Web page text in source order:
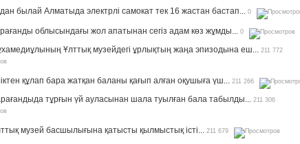
былай Алматыда электрлі самокат тек 16 жастан бастап... 0
облысындағы жол апатынан сегіз адам көз жұмды... 0
Ұлттық музейдегі ұрлықтың жаңа эпизодына еш... 211 772
құлап бара жатқан баланы қағып алған оқушыға үш... 211 266
тұрғын үй ауласынан шала туылған бала табылды... 211 306
музей басшылығына қатысты қылмыстық істі... 211 679